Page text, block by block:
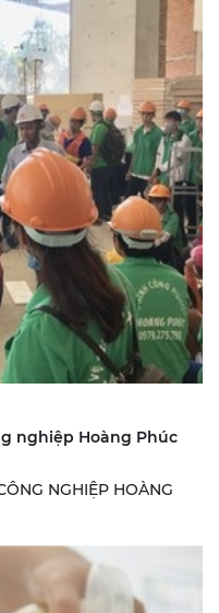
nghiệp Hoàng Phúc
NGHIỆP HOÀNG